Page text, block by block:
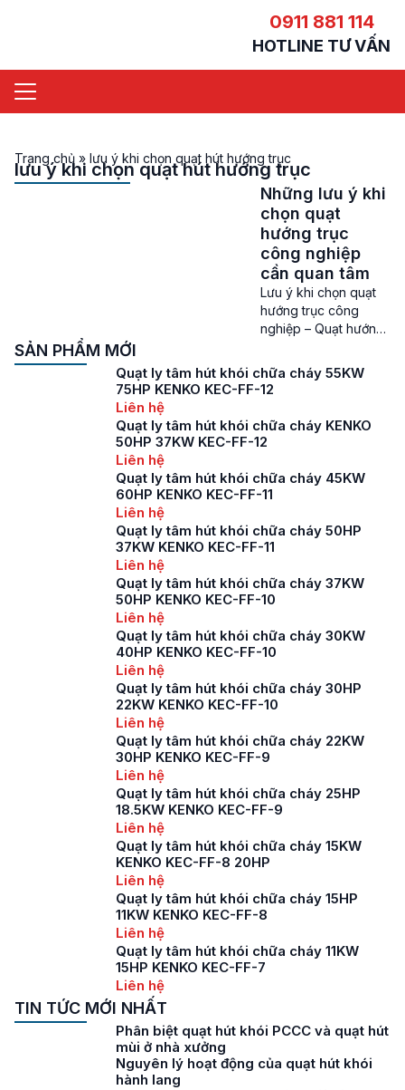
0911 881 114
HOTLINE TƯ VẤN
Trang chủ » lưu ý khi chọn quạt hút hướng trục
lưu ý khi chọn quạt hút hướng trục
Những lưu ý khi
chọn quạt
hướng trục
công nghiệp
cần quan tâm
Lưu ý khi chọn quạt
hướng trục công
nghiệp – Quạt hướng
thiết bị quan trọng
trong các hệ thống
xử lý không khí của
nhà xưởng, tầng hầm
diện tích lớn. Những
lưu ý khi chọn quạt
SẢN PHẨM MỚI
Quạt ly tâm hút khói chữa cháy 55KW
75HP KENKO KEC-FF-12
Liên hệ
Quạt ly tâm hút khói chữa cháy KENKO
50HP 37KW KEC-FF-12
Liên hệ
Quạt ly tâm hút khói chữa cháy 45KW
60HP KENKO KEC-FF-11
Liên hệ
Quạt ly tâm hút khói chữa cháy 50HP
37KW KENKO KEC-FF-11
Liên hệ
Quạt ly tâm hút khói chữa cháy 37KW
50HP KENKO KEC-FF-10
Liên hệ
Quạt ly tâm hút khói chữa cháy 30KW
40HP KENKO KEC-FF-10
Liên hệ
Quạt ly tâm hút khói chữa cháy 30HP
22KW KENKO KEC-FF-10
Liên hệ
Quạt ly tâm hút khói chữa cháy 22KW
30HP KENKO KEC-FF-9
Liên hệ
Quạt ly tâm hút khói chữa cháy 25HP
18.5KW KENKO KEC-FF-9
Liên hệ
Quạt ly tâm hút khói chữa cháy 15KW
KENKO KEC-FF-8 20HP
Liên hệ
Quạt ly tâm hút khói chữa cháy 15HP
11KW KENKO KEC-FF-8
Liên hệ
Quạt ly tâm hút khói chữa cháy 11KW
15HP KENKO KEC-FF-7
Liên hệ
TIN TỨC MỚI NHẤT
Phân biệt quạt hút khói PCCC và quạt hút
mùi ở nhà xưởng
Nguyên lý hoạt động của quạt hút khói
hành lang